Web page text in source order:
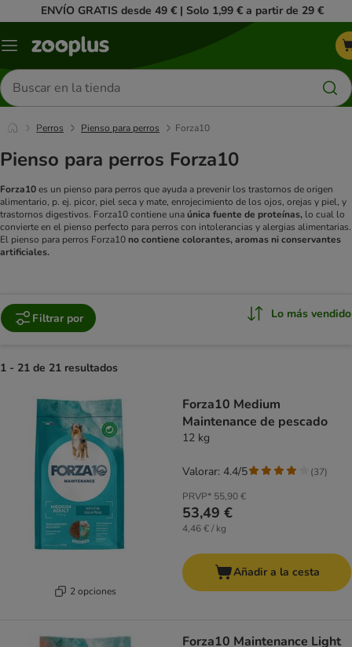
ENVÍO GRATIS desde 49 € | Solo 1,99 € a partir de 29 €
Menú
Buscar
productos
Perros Pienso para perros Forza10
Pienso para perros Forza10
Forza10es un pienso para perros que ayuda a prevenir los trastornos de origen
alimentario, p. ej. picor, piel seca y mate, enrojecimiento de los ojos, orejas y piel, y
trastornos digestivos. Forza10 contiene unaúnica fuente de proteínas, lo cual lo
convierte en el pienso perfecto para perros con intolerancias y alergias alimentarias.
El pienso para perros Forza10 no contiene colorantes, aromas ni conservantes
artificiales.
Filtrar por Lo más vendido
1 - 21 de 21 resultados
2 opciones
Forza10 Medium
Maintenance de pescado
12 kg
PRVP* 55,90 €
53,49 €
4,46 € / kg
Valorar: 4.4/5 (37)
Añadir a la cesta
Forza10 Maintenance Light